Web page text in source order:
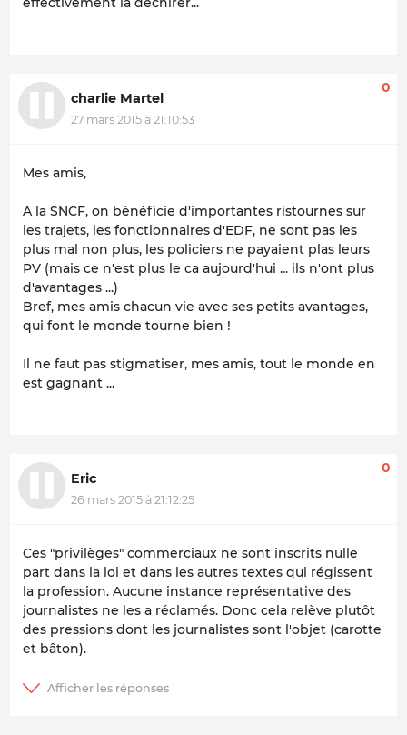
charlie Martel
27 mars 2015 à 21:10:53
0
Mes amis,
A la SNCF, on bénéficie d'importantes ristournes sur
les trajets, les fonctionnaires d'EDF, ne sont pas les
plus mal non plus, les policiers ne payaient plas leurs
PV (mais ce n'est plus le ca aujourd'hui ... ils n'ont plus
d'avantages ...)
Bref, mes amis chacun vie avec ses petits avantages,
qui font le monde tourne bien !
Il ne faut pas stigmatiser, mes amis, tout le monde en
est gagnant ...
Eric
26 mars 2015 à 21:12:25
0
Ces "privilèges" commerciaux ne sont inscrits nulle
part dans la loi et dans les autres textes qui régissent
la profession. Aucune instance représentative des
journalistes ne les a réclamés. Donc cela relève plutôt
des pressions dont les journalistes sont l'objet (carotte
et bâton).